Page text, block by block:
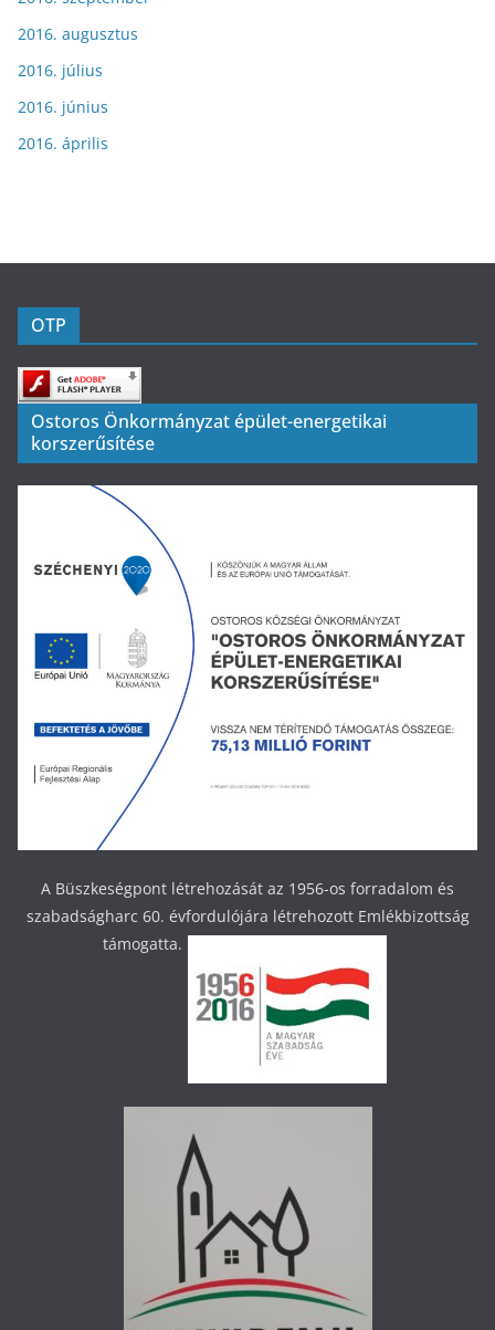
2016. augusztus
2016. július
2016. június
2016. április
OTP
Ostoros Önkormányzat épület-energetikai
korszerűsítése
A Büszkeségpont létrehozását az 1956-os forradalom és
szabadságharc 60. évfordulójára létrehozott Emlékbizottság
támogatta.